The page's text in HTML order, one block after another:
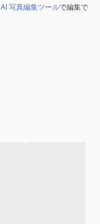
AI 写真編集ツールで編集で